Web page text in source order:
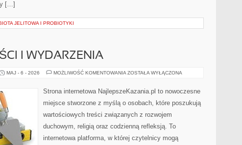
[…]
JELITOWA I PROBIOTYKI
I WYDARZENIA
MAJ - 6 - 2026 MOŻLIWOŚĆ KOMENTOWANIA AKTUALNOŚCI
ZOSTAŁA WYŁĄCZONA
Strona internetowa NajlepszeKazania.pl to nowoczesne
miejsce stworzone z myślą o osobach, które poszukują
wartościowych treści związanych z rozwojem
duchowym, religią oraz codzienną refleksją. To
internetowa platforma, w której czytelnicy mogą